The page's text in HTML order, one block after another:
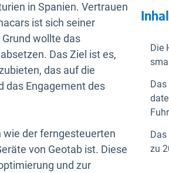
in Spanien. Vertrauen
ist sich seiner
wollte das
Das Ziel ist es,
das auf die
das Engagement des
der ferngesteuerten
von Geotab ist. Diese
und zur
Die
Das
zu